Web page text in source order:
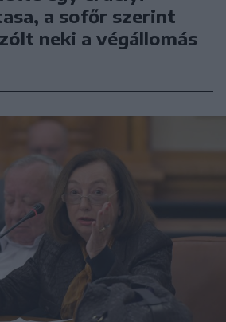
a sofőr szerint
neki a végállomás